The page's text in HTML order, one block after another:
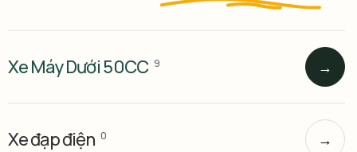
Xe Máy Dưới 50CC 9 →
Xe đạp điện 0 →